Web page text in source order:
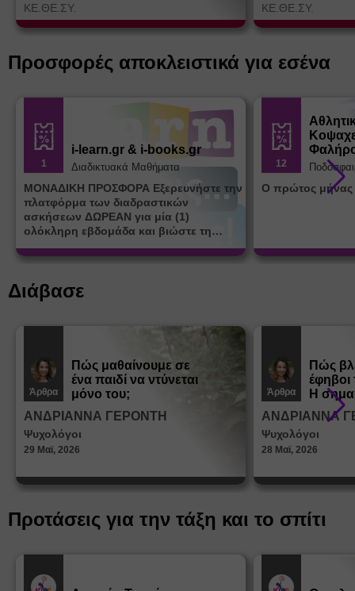
ΚΕ.ΘΕ.ΣΥ. ΚΕ.ΘΕ.ΣΥ.
Προσφορές αποκλειστικά για εσένα
1
i-learn.gr & i-books.gr
Διαδικτυακά Μαθήματα
ΜΟΝΑΔΙΚΗ ΠΡΟΣΦΟΡΑ Εξερευνήστε την
πλατφόρμα των διαδραστικών
ασκήσεων ΔΩΡΕΑΝ για μία (1)
ολόκληρη εβδομάδα και βιώστε τη
learn.gr* * Αφορά νέες εγγραφές
12
Ο πρώτος
Διάβασε
Άρθρα
Πώς μαθαίνουμε σε
ένα παιδί να ντύνεται
μόνο του;
ΑΝΔΡΙΑΝΝΑ ΓΕΡΟΝΤΗ
Ψυχολόγοι
29 Μαϊ, 2026
Άρθρα
Πώς
Η
στη
ΑΝΔΡΙΑΝΝΑ
Ψυχολόγοι
28 Μαϊ, 2026
Προτάσεις για την τάξη και το σπίτι